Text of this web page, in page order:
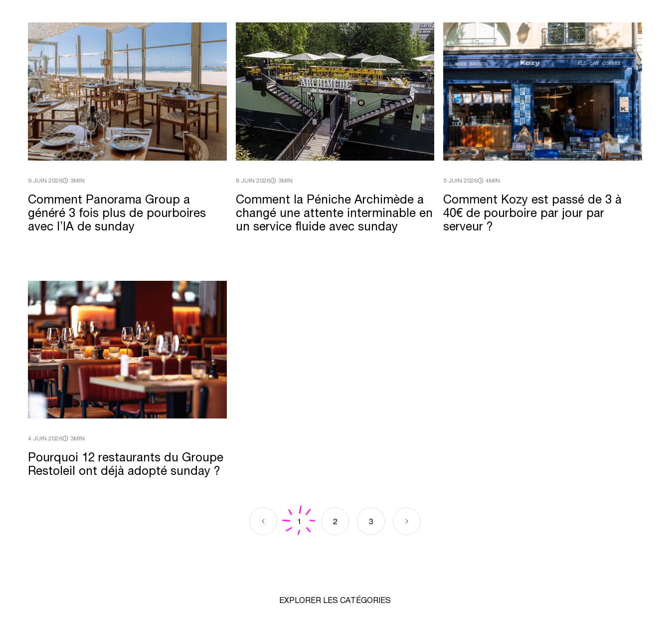
9 JUIN 2026 3MIN
Comment Panorama Group a
généré 3 fois plus de pourboires
avec l’IA de sunday
8 JUIN 2026 3MIN
Comment la Péniche Archimède a
changé une attente interminable en
un service fluide avec sunday
5 JUIN 2026 4MIN
Comment Kozy est passé de 3 à
40€ de pourboire par jour par
serveur ?
4 JUIN 2026 3MIN
Pourquoi 12 restaurants du Groupe
Restoleil ont déjà adopté sunday ?
1 2 3
EXPLORER LES CATÉGORIES